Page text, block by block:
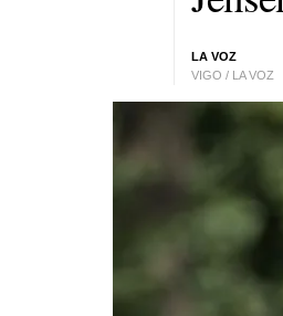
LA VOZ
VIGO / LA VOZ